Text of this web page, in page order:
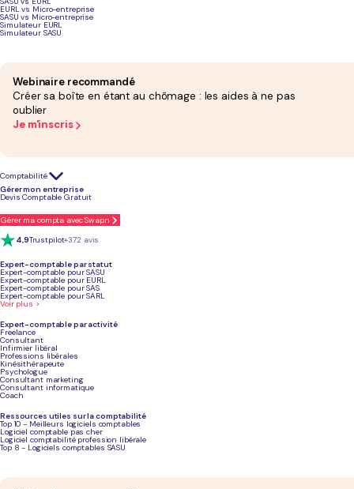
EURL vs Micro-entreprise
SASU vs Micro-entreprise
Simulateur EURL
Simulateur SASU
Webinaire recommandé
Créer sa boîte en étant au chômage : les aides à ne pas
oublier
Je m'inscris
Comptabilité
Gérer mon entreprise
Devis Comptable Gratuit
Gérer ma compta avec Swapn
4,9Trustpilot+372 avis
Expert-comptable par statut
Expert-comptable pour SASU
Expert-comptable pour EURL
Expert-comptable pour SAS
Expert-comptable pour SARL
Voir plus >
Expert-comptable par activité
Freelance
Consultant
Infirmier libéral
Professions libérales
Kinésithérapeute
Psychologue
Consultant marketing
Consultant informatique
Coach
Ressources utiles sur la comptabilité
Top 10 - Meilleurs logiciels comptables
Logiciel comptable pas cher
Logiciel comptabilité profession libérale
Top 8 - Logiciels comptables SASU
Swapn Legaltech inscrite à
l'OEC + offre
Oui
L-Expert-
Comptable.com
Numbr
Indy
Shine